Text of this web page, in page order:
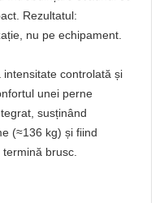
Rezultatul:
nu pe echipament.
controlată și
unei perne
susținând
(≈136 kg) și fiind
brusc.